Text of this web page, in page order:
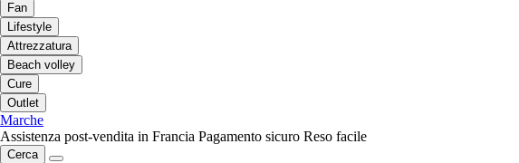
Fan
Lifestyle
Attrezzatura
Beach volley
Cure
Outlet
Marche
Assistenza post-vendita in Francia Pagamento sicuro Reso facile
Cerca